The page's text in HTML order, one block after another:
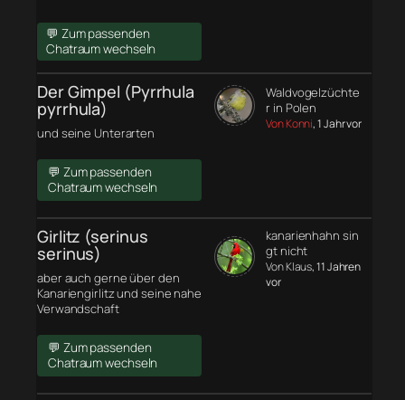
💬 Zum passenden
Chatraum wechseln
Der Gimpel (Pyrrhula
pyrrhula)
und seine Unterarten
💬 Zum passenden
Chatraum wechseln
Waldvogelzüchte
r in Polen
Von Konni, 1 Jahr vor
Girlitz (serinus
serinus)
aber auch gerne über den
Kanariengirlitz und seine nahe
Verwandschaft
💬 Zum passenden
Chatraum wechseln
kanarienhahn sin
gt nicht
Von Klaus, 11 Jahren
vor